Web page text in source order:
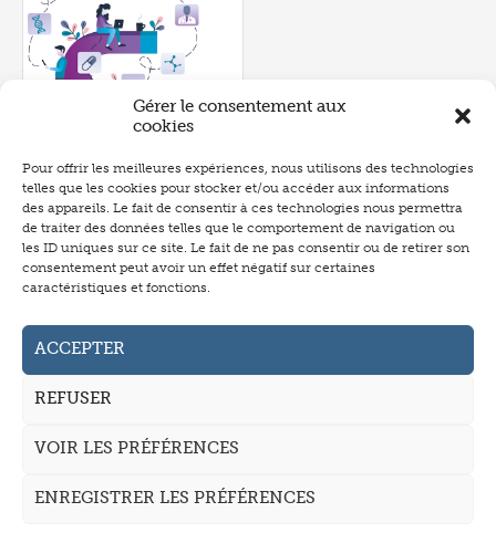
Gérer le consentement aux
cookies
Pour offrir les meilleures expériences, nous utilisons des technologies
telles que les cookies pour stocker et/ou accéder aux informations
des appareils. Le fait de consentir à ces technologies nous permettra
de traiter des données telles que le comportement de navigation ou
les ID uniques sur ce site. Le fait de ne pas consentir ou de retirer son
consentement peut avoir un effet négatif sur certaines
caractéristiques et fonctions.
ACCEPTER
REFUSER
VOIR LES PRÉFÉRENCES
ENREGISTRER LES PRÉFÉRENCES
Numéro 580- novembre 2018
P.575
Annonceurs
Auteurs
Mentions légales
CGV